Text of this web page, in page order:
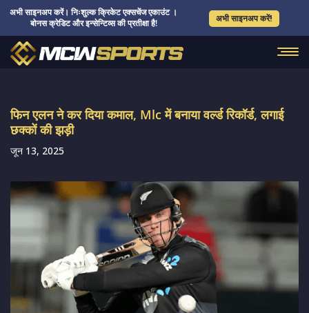
अभी साइनअप करें। निःशुल्क क्रिकेट एक्सचेंज एकाउंट ।
बोनस क्रेडिट और इन्सेन्टिव्स की प्रतीक्षा है!
अभी साइनअप करें!
फिन एलन ने कर दिया कमाल, Mlc में बनाया वर्ल्ड रिकॉर्ड, लगाई
छक्कों की झड़ी
जून 13, 2025